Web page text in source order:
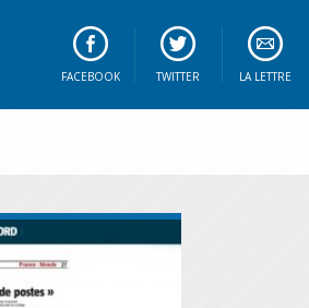
LA LETTRE
TWITTER
FACEBOOK